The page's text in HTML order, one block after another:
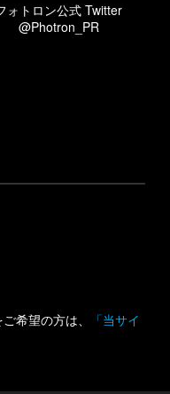
ォトロン公式 Twitter
@Photron_PR
希望の方は、
「当サイ